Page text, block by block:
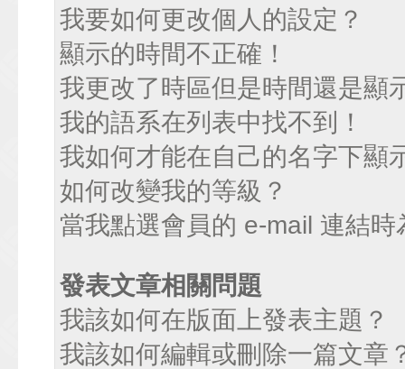
我要如何更改個人的設定？
顯示的時間不正確！
我更改了時區但是時間還是顯
我的語系在列表中找不到！
我如何才能在自己的名字下顯
如何改變我的等級？
當我點選會員的 e-mail 連結
發表文章相關問題
我該如何在版面上發表主題？
我該如何編輯或刪除一篇文章